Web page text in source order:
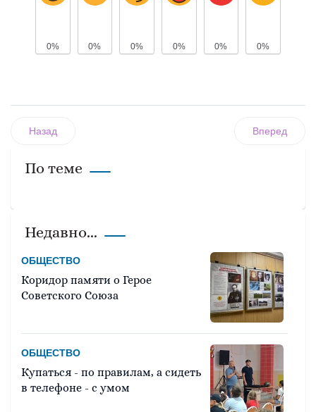
0% 0% 0% 0% 0% 0%
Назад Вперед
По теме
Недавно...
ОБЩЕСТВО
Коридор памяти о Герое
Советского Союза
ОБЩЕСТВО
Купаться - по правилам, а сидеть
в телефоне - с умом